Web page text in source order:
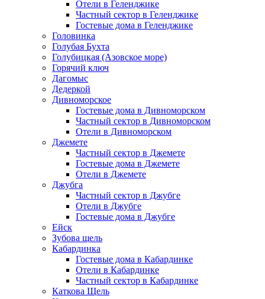
Отели в Геленджике
Частный сектор в Геленджике
Гостевые дома в Геленджике
Головинка
Голубая Бухта
Голубицкая (Азовское море)
Горячий ключ
Дагомыс
Дедеркой
Дивноморское
Гостевые дома в Дивноморском
Частный сектор в Дивноморском
Отели в Дивноморском
Джемете
Частный сектор в Джемете
Гостевые дома в Джемете
Отели в Джемете
Джубга
Частный сектор в Джубге
Отели в Джубге
Гостевые дома в Джубге
Ейск
Зубова щель
Кабардинка
Гостевые дома в Кабардинке
Отели в Кабардинке
Частный сектор в Кабардинке
Каткова Щель